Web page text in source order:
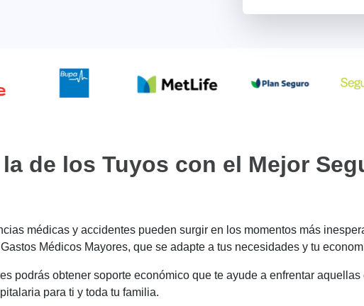
de los Tuyos con el Mejor
médicas y accidentes pueden surgir en los momentos más
Médicos Mayores, que se adapte a tus necesidades y tu
podrás obtener soporte económico que te ayude a enfrentar
para ti y toda tu familia.